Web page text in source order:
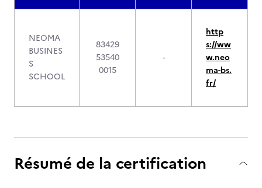
NEOMA
BUSINES
S
SCHOOL
83429
53540
0015
-
http
s://ww
w.neo
ma-bs.
fr/
Résumé de la certification